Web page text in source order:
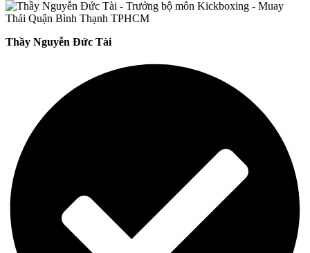
Thầy Nguyễn Đức Tài